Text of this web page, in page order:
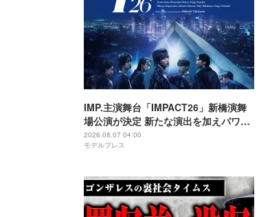
IMP.主演舞台「IMPACT26」新橋演舞
場公演が決定 新たな演出を加えパワー
アップ
2026.08.07 04:00
モデルプレス